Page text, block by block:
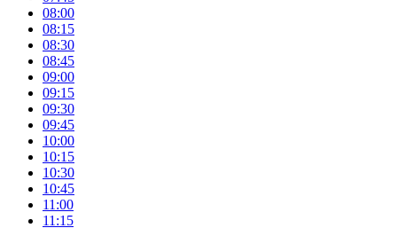
08:00
08:15
08:30
08:45
09:00
09:15
09:30
09:45
10:00
10:15
10:30
10:45
11:00
11:15